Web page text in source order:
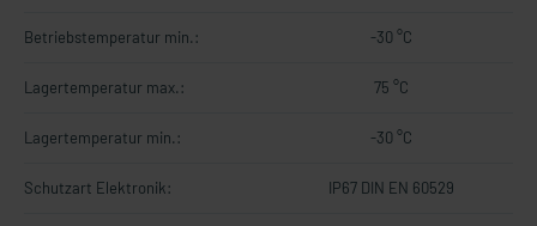
Betriebstemperatur min.: -30 °C
Lagertemperatur max.: 75 °C
Lagertemperatur min.: -30 °C
Schutzart Elektronik: IP67 DIN EN 60529